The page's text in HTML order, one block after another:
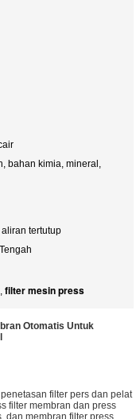
bahan kimia, mineral,
tertutup
, filter mesin press
Otomatis Untuk
filter pers dan pelat
filter membran dan press
dan membran filter press